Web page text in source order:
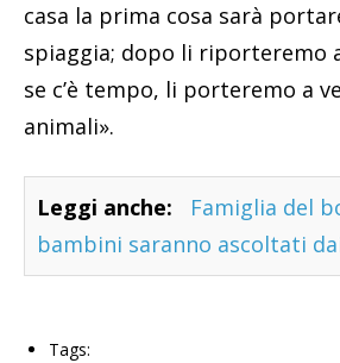
casa la prima cosa sarà
spiaggia; dopo li riporteremo
se c’è tempo, li porteremo a
animali».
Leggi anche:
Famiglia del
bambini saranno ascoltati
Tags: